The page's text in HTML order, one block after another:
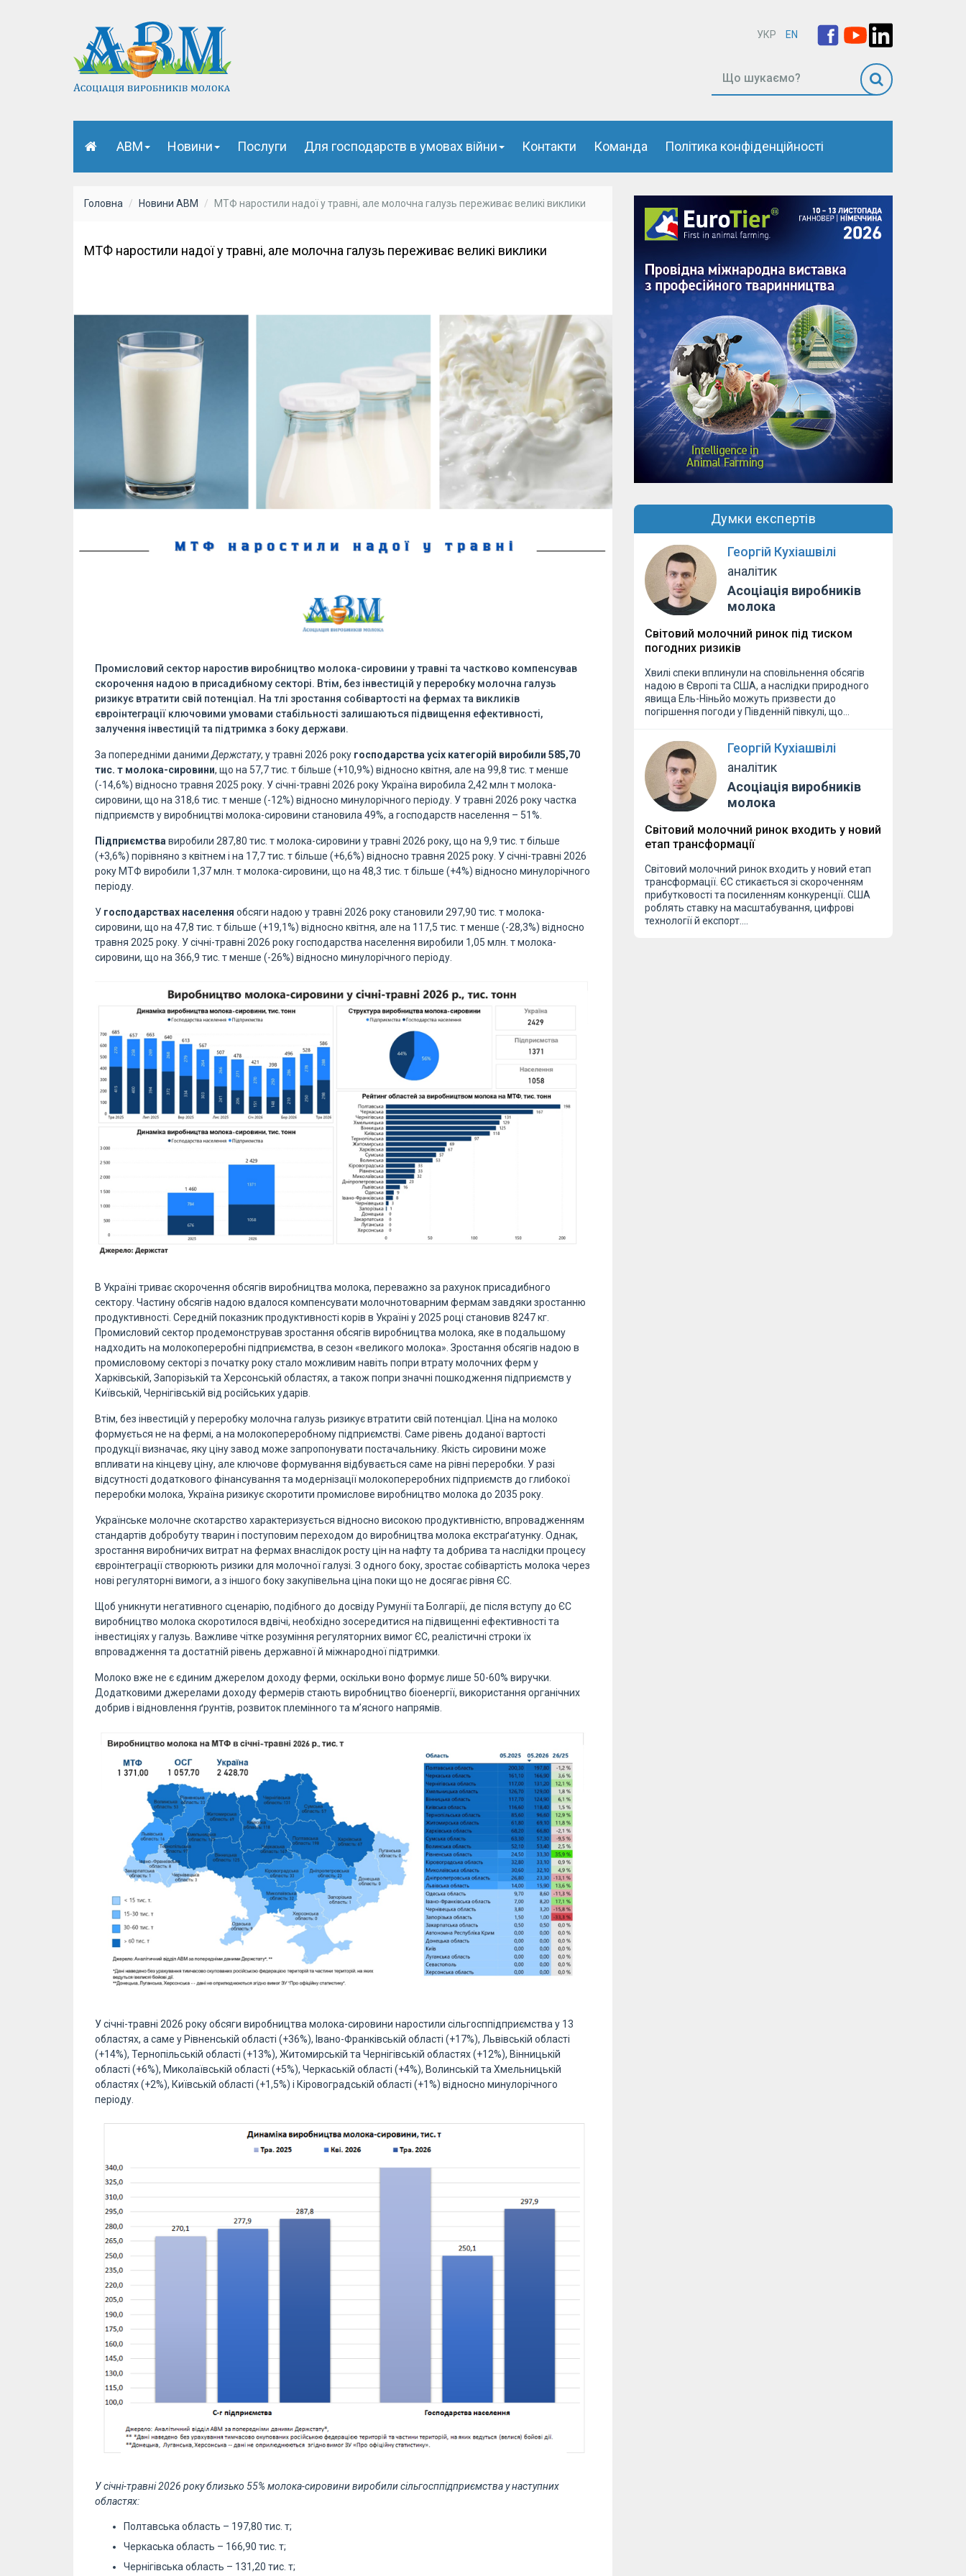
УКР EN
АВМ Новини Послуги Для господарств в умовах війни Контакти Команда Політика конфіденційності
Думки експертів
Георгій Кухіашвілі
аналітик
Асоціація виробників
молока
Світовий молочний ринок під тиском
погодних ризиків
Хвилі спеки вплинули на сповільнення обсягів
надою в Європі та США, а наслідки природного
явища Ель-Ніньйо можуть призвести до
погіршення погоди у Південній півкулі, що…
Георгій Кухіашвілі
аналітик
Асоціація виробників
молока
Світовий молочний ринок входить у новий
етап трансформації
Світовий молочний ринок входить у новий етап
трансформації. ЄС стикається зі скороченням
прибутковості та посиленням конкуренції. США
роблять ставку на масштабування, цифрові
технології й експорт.…
Головна Новини АВМ МТФ наростили надої у травні, але молочна галузь переживає великі виклики
МТФ наростили надої у травні, але молочна галузь переживає великі виклики
Промисловий сектор наростив виробництво молока-сировини у травні та частково компенсував
скорочення надою в присадибному секторі. Втім, без інвестицій у переробку молочна галузь
ризикує втратити свій потенціал. На тлі зростання собівартості на фермах та викликів
євроінтеграції ключовими умовами стабільності залишаються підвищення ефективності,
залучення інвестицій та підтримка з боку держави.
За попередніми даними Держстату, у травні 2026 року господарства усіх категорій виробили 585,70
тис. т молока-сировини, що на 57,7 тис. т більше (+10,9%) відносно квітня, але на 99,8 тис. т менше
(-14,6%) відносно травня 2025 року. У січні-травні 2026 року Україна виробила 2,42 млн т молока-
сировини, що на 318,6 тис. т менше (-12%) відносно минулорічного періоду. У травні 2026 року частка
підприємств у виробництві молока-сировини становила 49%, а господарств населення – 51%.
Підприємства виробили 287,80 тис. т молока-сировини у травні 2026 року, що на 9,9 тис. т більше
(+3,6%) порівняно з квітнем і на 17,7 тис. т більше (+6,6%) відносно травня 2025 року. У січні-травні 2026
року МТФ виробили 1,37 млн. т молока-сировини, що на 48,3 тис. т більше (+4%) відносно минулорічного
періоду.
У господарствах населення обсяги надою у травні 2026 року становили 297,90 тис. т молока-
сировини, що на 47,8 тис. т більше (+19,1%) відносно квітня, але на 117,5 тис. т менше (-28,3%) відносно
травня 2025 року. У січні-травні 2026 року господарства населення виробили 1,05 млн. т молока-
сировини, що на 366,9 тис. т менше (-26%) відносно минулорічного періоду.
В Україні триває скорочення обсягів виробництва молока, переважно за рахунок присадибного
сектору. Частину обсягів надою вдалося компенсувати молочнотоварним фермам завдяки зростанню
продуктивності. Середній показник продуктивності корів в Україні у 2025 році становив 8247 кг.
Промисловий сектор продемонстрував зростання обсягів виробництва молока, яке в подальшому
надходить на молокопереробні підприємства, в сезон «великого молока». Зростання обсягів надою в
промисловому секторі з початку року стало можливим навіть попри втрату молочних ферм у
Харківській, Запорізькій та Херсонській областях, а також попри значні пошкодження підприємств у
Київській, Чернігівській від російських ударів.
Втім, без інвестицій у переробку молочна галузь ризикує втратити свій потенціал. Ціна на молоко
формується не на фермі, а на молокопереробному підприємстві. Саме рівень доданої вартості
продукції визначає, яку ціну завод може запропонувати постачальнику. Якість сировини може
впливати на кінцеву ціну, але ключове формування відбувається саме на рівні переробки. У разі
відсутності додаткового фінансування та модернізації молокопереробних підприємств до глибокої
переробки молока, Україна ризикує скоротити промислове виробництво молока до 2035 року.
Українське молочне скотарство характеризується відносно високою продуктивністю, впровадженням
стандартів добробуту тварин і поступовим переходом до виробництва молока екстраґатунку. Однак,
зростання виробничих витрат на фермах внаслідок росту цін на нафту та добрива та наслідки процесу
євроінтеграції створюють ризики для молочної галузі. З одного боку, зростає собівартість молока через
нові регуляторні вимоги, а з іншого боку закупівельна ціна поки що не досягає рівня ЄС.
Щоб уникнути негативного сценарію, подібного до досвіду Румунії та Болгарії, де після вступу до ЄС
виробництво молока скоротилося вдвічі, необхідно зосередитися на підвищенні ефективності та
інвестиціях у галузь. Важливе чітке розуміння регуляторних вимог ЄС, реалістичні строки їх
впровадження та достатній рівень державної й міжнародної підтримки.
Молоко вже не є єдиним джерелом доходу ферми, оскільки воно формує лише 50-60% виручки.
Додатковими джерелами доходу фермерів стають виробництво біоенергії, використання органічних
добрив і відновлення ґрунтів, розвиток племінного та м’ясного напрямів.
У січні-травні 2026 року обсяги виробництва молока-сировини наростили сільгосппідприємства у 13
областях, а саме у Рівненській області (+36%), Івано-Франківській області (+17%), Львівській області
(+14%), Тернопільській області (+13%), Житомирській та Чернігівській областях (+12%), Вінницькій
області (+6%), Миколаївській області (+5%), Черкаській області (+4%), Волинській та Хмельницькій
областях (+2%), Київській області (+1,5%) і Кіровоградській області (+1%) відносно минулорічного
періоду.
У січні-травні 2026 року близько 55% молока-сировини виробили сільгосппідприємства у наступних
областях:
Полтавська область – 197,80 тис. т;
Черкаська область – 166,90 тис. т;
Чернігівська область – 131,20 тис. т;